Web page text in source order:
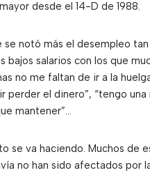
desde el 14-D de 1988.
se notó más el desempleo
bajos salarios con los que
no me faltan de ir a la
perder el dinero”, “tengo una
mantener”…
se va haciendo. Muchos de
no han sido afectados por